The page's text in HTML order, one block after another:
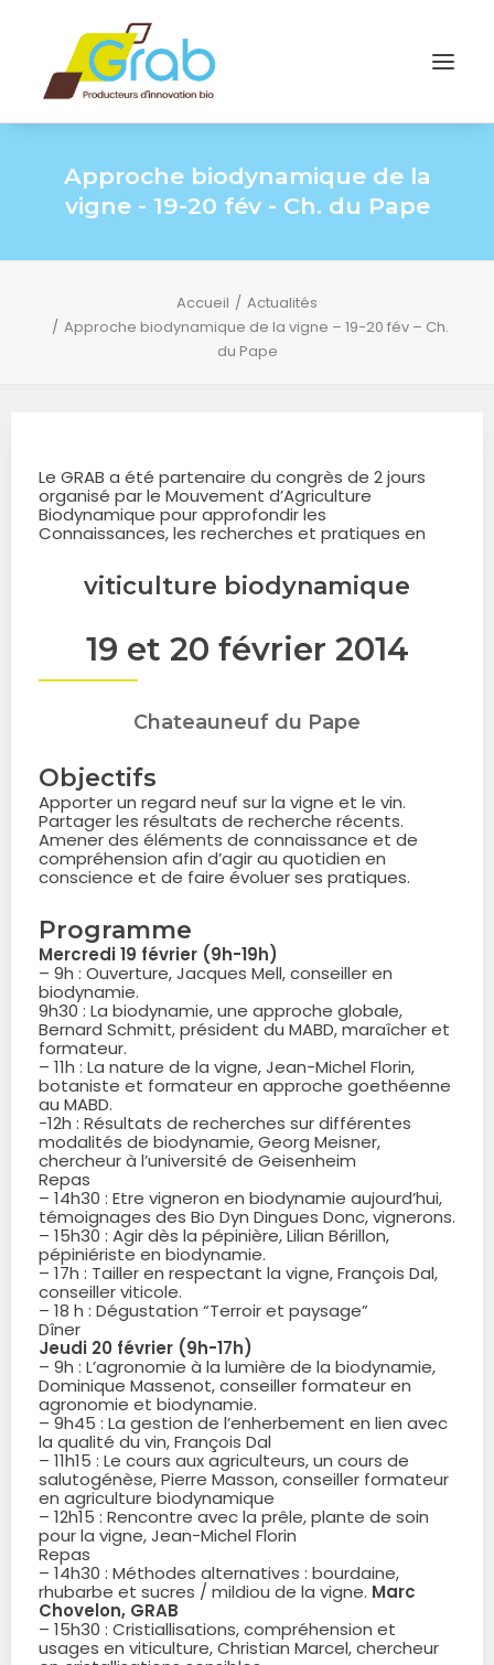
Approche biodynamique de la
vigne - 19-20 fév - Ch. du Pape
Accueil
Actualités
Approche biodynamique de la vigne – 19-20 fév – Ch.
du Pape
Le GRAB a été partenaire du congrès de 2 jours
organisé par le Mouvement d’Agriculture
Biodynamique pour approfondir les
Connaissances, les recherches et pratiques en
viticulture biodynamique
19 et 20 février 2014
Chateauneuf du Pape
Objectifs
Apporter un regard neuf sur la vigne et le vin.
Partager les résultats de recherche récents.
Amener des éléments de connaissance et de
compréhension afin d’agir au quotidien en
conscience et de faire évoluer ses pratiques.
Programme
Mercredi 19 février (9h-19h)
– 9h : Ouverture, Jacques Mell, conseiller en
biodynamie.
9h30 : La biodynamie, une approche globale,
Bernard Schmitt, président du MABD, maraîcher et
formateur.
– 11h : La nature de la vigne, Jean-Michel Florin,
botaniste et formateur en approche goethéenne
au MABD.
-12h : Résultats de recherches sur différentes
modalités de biodynamie, Georg Meisner,
chercheur à l’université de Geisenheim
Repas
– 14h30 : Etre vigneron en biodynamie aujourd’hui,
témoignages des Bio Dyn Dingues Donc, vignerons.
– 15h30 : Agir dès la pépinière, Lilian Bérillon,
pépiniériste en biodynamie.
– 17h : Tailler en respectant la vigne, François Dal,
conseiller viticole.
– 18 h : Dégustation “Terroir et paysage”
Dîner
Jeudi 20 février (9h-17h)
– 9h : L’agronomie à la lumière de la biodynamie,
Dominique Massenot, conseiller formateur en
agronomie et biodynamie.
– 9h45 : La gestion de l’enherbement en lien avec
la qualité du vin, François Dal
– 11h15 : Le cours aux agriculteurs, un cours de
salutogénèse, Pierre Masson, conseiller formateur
en agriculture biodynamique
– 12h15 : Rencontre avec la prêle, plante de soin
pour la vigne, Jean-Michel Florin
Repas
– 14h30 : Méthodes alternatives : bourdaine,
rhubarbe et sucres / mildiou de la vigne. Marc
Chovelon, GRAB
– 15h30 : Cristiallisations, compréhension et
usages en viticulture, Christian Marcel, chercheur